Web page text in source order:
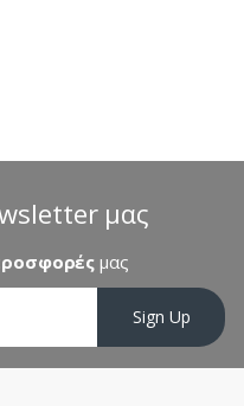
μας
μας
Sign Up